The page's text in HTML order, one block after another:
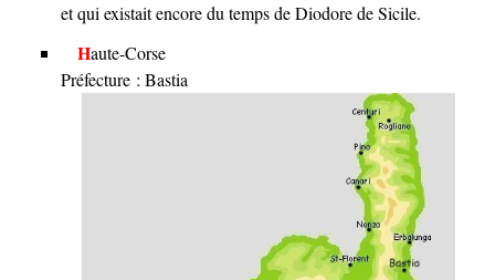
et qui existait encore du temps de Diodore de Sicile.
Haute-Corse
Préfecture : Bastia